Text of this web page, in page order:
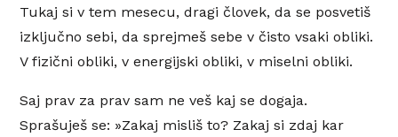
Tukaj si v tem mesecu, dragi človek, da se posvetiš
izključno sebi, da sprejmeš sebe v čisto vsaki obliki.
V fizični obliki, v energijski obliki, v miselni obliki.
Saj prav za prav sam ne veš kaj se dogaja.
Sprašuješ se: »Zakaj misliš to? Zakaj si zdaj kar